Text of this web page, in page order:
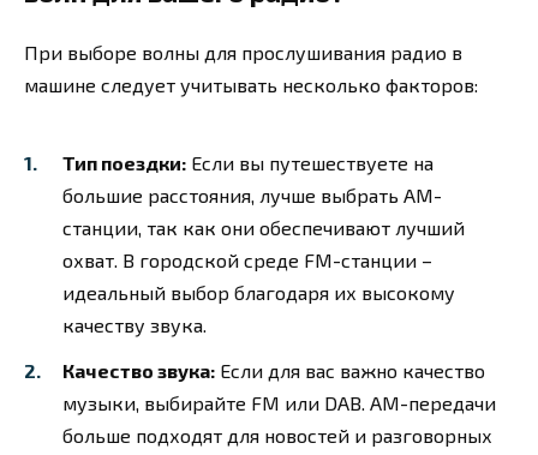
При выборе волны для прослушивания радио в
машине следует учитывать несколько факторов:
Тип поездки: Если вы путешествуете на
большие расстояния, лучше выбрать AM-
станции, так как они обеспечивают лучший
охват. В городской среде FM-станции –
идеальный выбор благодаря их высокому
качеству звука.
Качество звука: Если для вас важно качество
музыки, выбирайте FM или DAB. AM-передачи
больше подходят для новостей и разговорных